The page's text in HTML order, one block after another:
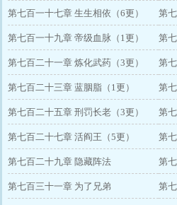
更）
第七百一十七章 生生相依（6更） 第
第七百一十九章 帝级血脉（1更） 第
第七百二十一章 炼化武药（3更） 第
第七百二十三章 蓝胭脂（1更） 第
第七百二十五章 刑罚长老（3更） 第
第七百二十七章 活阎王（5更） 第
第七百二十九章 隐藏阵法 第
第七百三十一章 为了兄弟 第